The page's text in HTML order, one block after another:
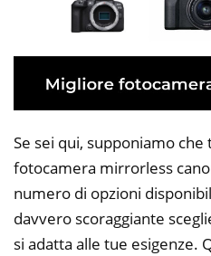
Se sei qui, supponiamo
fotocamera mirrorless
numero di opzioni
davvero scoraggiante
si adatta alle tue esigenze.